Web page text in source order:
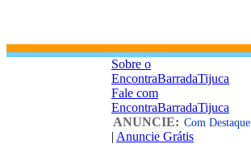
Sobre o
EncontraBarradaTijuca
Fale com
EncontraBarradaTijuca
ANUNCIE: Com Destaque
| Anuncie Grátis